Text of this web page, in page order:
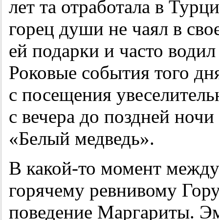
лет та отработала в
горец души не чаял в
ей подарки и часто
Роковые события того
с посещения
с вечера до поздней
«Белый медведь».
В какой-то момент
горячему ревнивому
поведение Маргариты.